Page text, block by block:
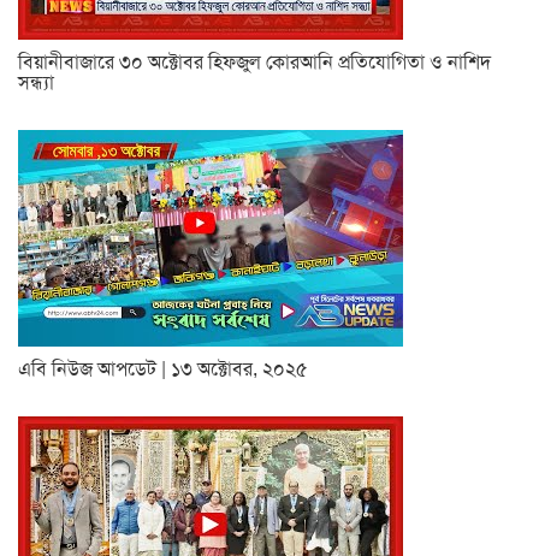
বিয়ানীবাজারে ৩০ অক্টোবর হিফজুল কোরআনি প্রতিযোগিতা ও নাশিদ
সন্ধ্যা
এবি নিউজ আপডেট | ১৩ অক্টোবর, ২০২৫